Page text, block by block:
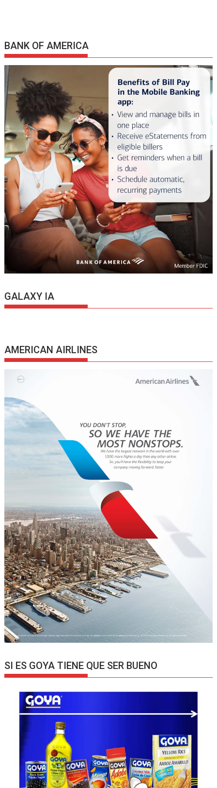
BANK OF AMERICA
GALAXY IA
AMERICAN AIRLINES
SI ES GOYA TIENE QUE SER BUENO